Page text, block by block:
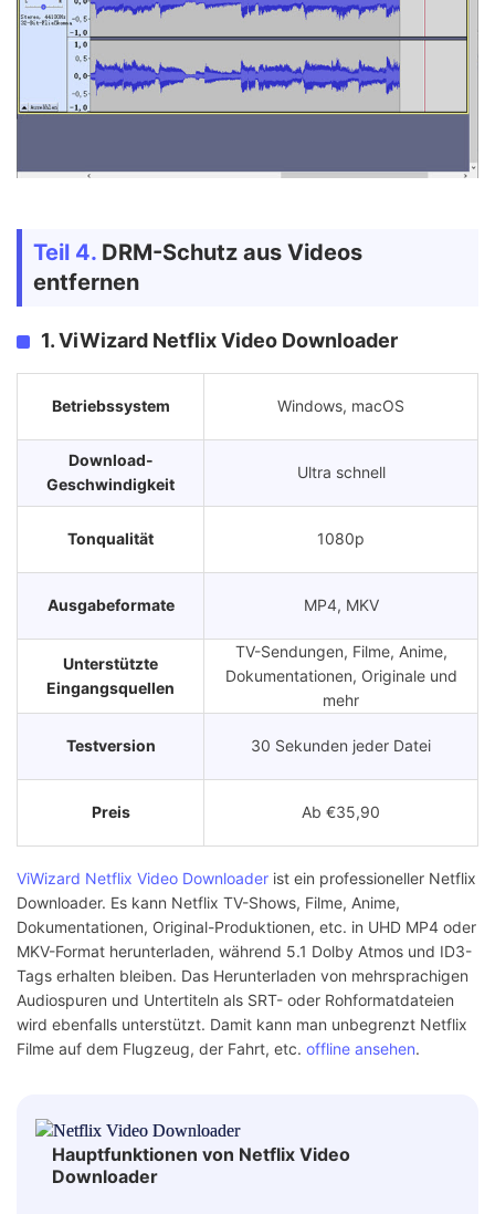
Teil 4. DRM-Schutz aus Videos
entfernen
1. ViWizard Netflix Video Downloader
Betriebssystem Windows, macOS
Download-
Geschwindigkeit
Ultra schnell
Tonqualität 1080p
Ausgabeformate MP4, MKV
Unterstützte
Eingangsquellen
TV-Sendungen, Filme, Anime,
Dokumentationen, Originale und
mehr
Testversion 30 Sekunden jeder Datei
Preis Ab €35,90
ViWizard Netflix Video Downloader ist ein professioneller Netflix
Downloader. Es kann Netflix TV-Shows, Filme, Anime,
Dokumentationen, Original-Produktionen, etc. in UHD MP4 oder
MKV-Format herunterladen, während 5.1 Dolby Atmos und ID3-
Tags erhalten bleiben. Das Herunterladen von mehrsprachigen
Audiospuren und Untertiteln als SRT- oder Rohformatdateien
wird ebenfalls unterstützt. Damit kann man unbegrenzt Netflix
Filme auf dem Flugzeug, der Fahrt, etc. offline ansehen.
Hauptfunktionen von Netflix Video
Downloader